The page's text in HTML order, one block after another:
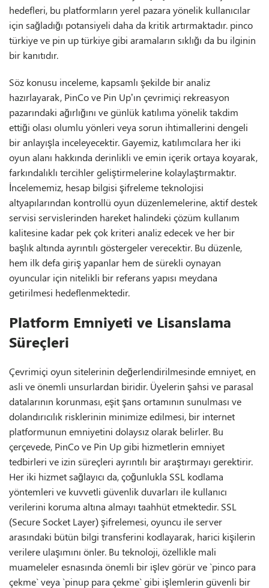
hedefleri, bu platformların yerel pazara yönelik kullanıcılar
için sağladığı potansiyeli daha da kritik artırmaktadır. pinco
türkiye ve pin up türkiye gibi aramaların sıklığı da bu ilginin
bir kanıtıdır.
Söz konusu inceleme, kapsamlı şekilde bir analiz
hazırlayarak, PinCo ve Pin Up’ın çevrimiçi rekreasyon
pazarındaki ağırlığını ve günlük katılıma yönelik takdim
ettiği olası olumlu yönleri veya sorun ihtimallerini dengeli
bir anlayışla inceleyecektir. Gayemiz, katılımcılara her iki
oyun alanı hakkında derinlikli ve emin içerik ortaya koyarak,
farkındalıklı tercihler geliştirmelerine kolaylaştırmaktır.
İncelememiz, hesap bilgisi şifreleme teknolojisi
altyapılarından kontrollü oyun düzenlemelerine, aktif destek
servisi servislerinden hareket halindeki çözüm kullanım
kalitesine kadar pek çok kriteri analiz edecek ve her bir
başlık altında ayrıntılı göstergeler verecektir. Bu düzenle,
hem ilk defa giriş yapanlar hem de sürekli oynayan
oyuncular için nitelikli bir referans yapısı meydana
getirilmesi hedeflenmektedir.
Platform Emniyeti ve Lisanslama
Süreçleri
Çevrimiçi oyun sitelerinin değerlendirilmesinde emniyet, en
asli ve önemli unsurlardan biridir. Üyelerin şahsi ve parasal
datalarının korunması, eşit şans ortamının sunulması ve
dolandırıcılık risklerinin minimize edilmesi, bir internet
platformunun emniyetini dolaysız olarak belirler. Bu
çerçevede, PinCo ve Pin Up gibi hizmetlerin emniyet
tedbirleri ve izin süreçleri ayrıntılı bir araştırmayı gerektirir.
Her iki hizmet sağlayıcı da, çoğunlukla SSL kodlama
yöntemleri ve kuvvetli güvenlik duvarları ile kullanıcı
verilerini koruma altına almayı taahhüt etmektedir. SSL
(Secure Socket Layer) şifrelemesi, oyuncu ile server
arasındaki bütün bilgi transferini kodlayarak, harici kişilerin
verilere ulaşımını önler. Bu teknoloji, özellikle mali
muameleler esnasında önemli bir işlev görür ve `pinco para
çekme` veya `pinup para çekme` gibi işlemlerin güvenli bir